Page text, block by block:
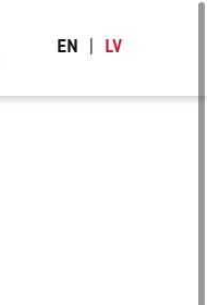
EN LV